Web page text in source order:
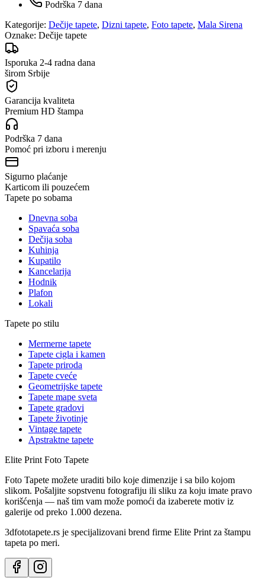
Podrška 7 dana
Kategorije: Dečije tapete, Dizni tapete, Foto tapete, Mala Sirena
Oznake: Dečije tapete
Isporuka 2-4 radna dana
širom Srbije
Garancija kvaliteta
Premium HD štampa
Podrška 7 dana
Pomoć pri izboru i merenju
Sigurno plaćanje
Karticom ili pouzećem
Tapete po sobama
Dnevna soba
Spavaća soba
Dečija soba
Kuhinja
Kupatilo
Kancelarija
Hodnik
Plafon
Lokali
Tapete po stilu
Mermerne tapete
Tapete cigla i kamen
Tapete priroda
Tapete cveće
Geometrijske tapete
Tapete mape sveta
Tapete gradovi
Tapete životinje
Vintage tapete
Apstraktne tapete
Elite Print Foto Tapete
Foto Tapete možete uraditi bilo koje dimenzije i sa bilo kojom
slikom. Pošaljite sopstvenu fotografiju ili sliku za koju imate pravo
korišćenja — naš tim vam može pomoći da izaberete motiv iz
galerije od preko 1.000 dezena.
3dfototapete.rs je specijalizovani brend firme Elite Print za štampu
tapeta po meri.